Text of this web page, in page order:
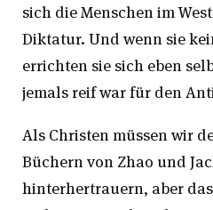
sich die Menschen im
Diktatur. Und wenn sie
errichten sie sich eben
jemals reif war für den
Als Christen müssen wir
Büchern von Zhao und
hinterhertrauern, aber